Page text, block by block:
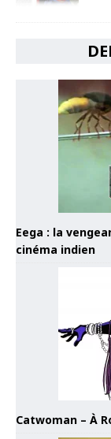
Eega : la
cinéma indien
Catwoman – À